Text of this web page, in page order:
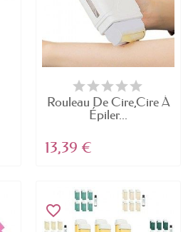
Rouleau De Cire,Cire À
Épiler...
13,39 €
favorite_border